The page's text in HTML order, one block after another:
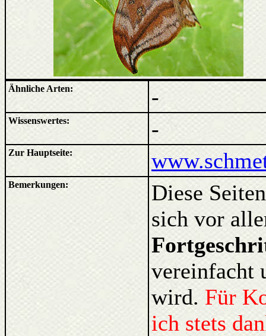
Ähnliche Arten: -
Wissenswertes: -
Zur Hauptseite:
Bemerkungen:
Diese
sich vor
vereinfacht
wird. Für
ich stets